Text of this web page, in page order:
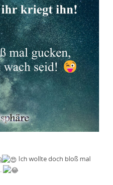
Ich wollte doch bloß mal